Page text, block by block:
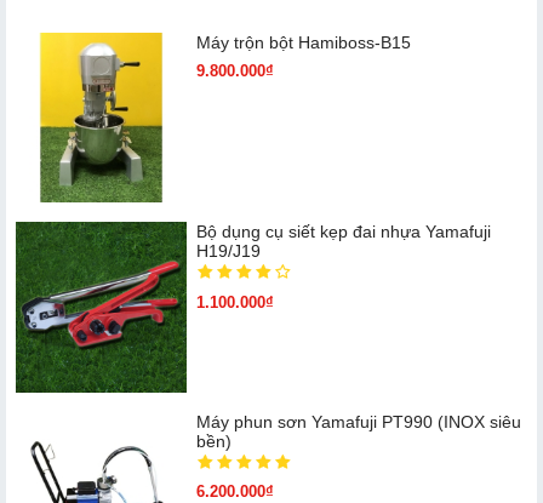
Máy trộn bột Hamiboss-B15
9.800.000₫
Bộ dụng cụ siết kẹp đai nhựa Yamafuji
H19/J19
1.100.000₫
Máy phun sơn Yamafuji PT990 (INOX siêu
bền)
6.200.000₫